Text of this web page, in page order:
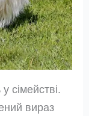
сімействі.
вираз